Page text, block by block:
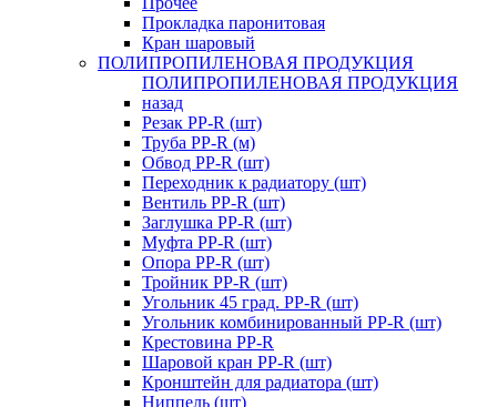
Прокладка паронитовая
Кран шаровый
ПОЛИПРОПИЛЕНОВАЯ ПРОДУКЦИЯ
ПОЛИПРОПИЛЕНОВАЯ ПРОДУКЦИЯ
назад
Резак PP-R (шт)
Труба PP-R (м)
Обвод PP-R (шт)
Переходник к радиатору (шт)
Вентиль PP-R (шт)
Заглушка PP-R (шт)
Муфта PP-R (шт)
Опора PP-R (шт)
Тройник PP-R (шт)
Угольник 45 град. PP-R (шт)
Угольник комбинированный PP-R (шт)
Крестовина PP-R
Шаровой кран PP-R (шт)
Кронштейн для радиатора (шт)
Ниппель (шт)